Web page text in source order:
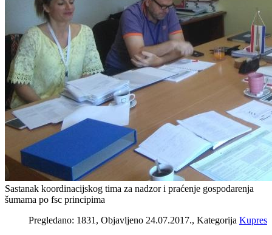
Sastanak koordinacijskog tima za nadzor i praćenje gospodarenja
šumama po fsc principima
Pregledano: 1831, Objavljeno 24.07.2017., Kategorija Kupres